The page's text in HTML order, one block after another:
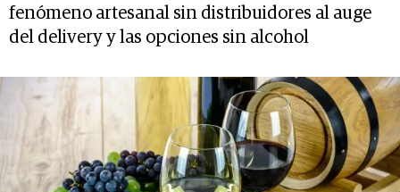
fenómeno artesanal sin distribuidores al auge
del delivery y las opciones sin alcohol